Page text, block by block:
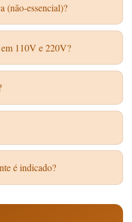
(não-essencial)?
110V e 220V?
é indicado?